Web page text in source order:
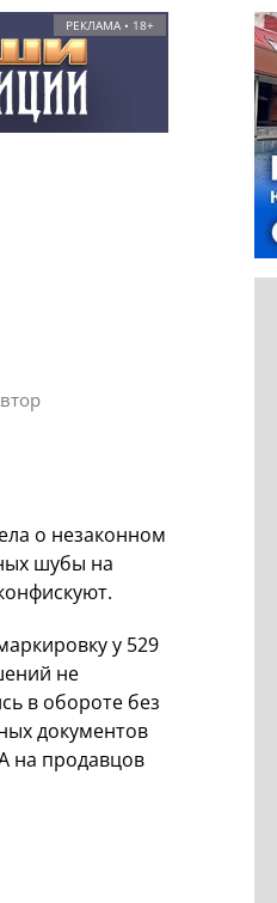
РЕКЛАМА • 18+
о незаконном
шубы на
у 529
не
в обороте без
документов
на продавцов